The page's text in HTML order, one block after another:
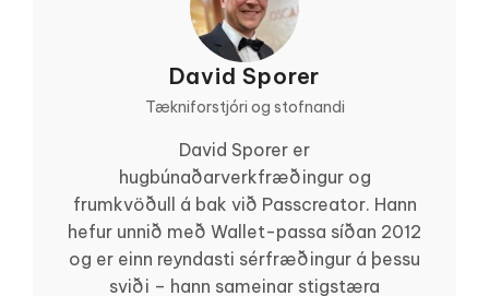
David Sporer
Tækniforstjóri og stofnandi
David Sporer er
hugbúnaðarverkfræðingur og
frumkvöðull á bak við Passcreator. Hann
hefur unnið með Wallet-passa síðan 2012
og er einn reyndasti sérfræðingur á þessu
sviði – hann sameinar stigstæra